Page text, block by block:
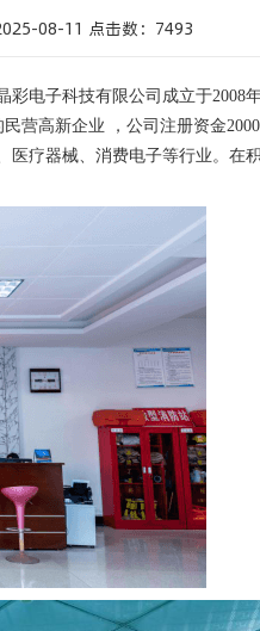
08-11 点击数： 7493
电子科技有限公司成立于2008
营高新企业 ，公司注册资金
医疗器械、消费电子等行业。在